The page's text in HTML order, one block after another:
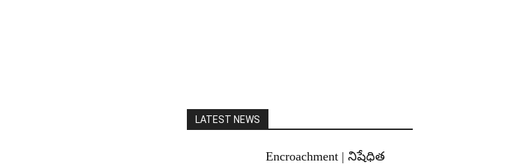
LATEST NEWS
Encroachment | నిషేధిత